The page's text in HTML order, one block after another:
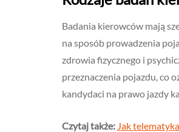
Badania kierowców mają
na sposób prowadzenia
zdrowia fizycznego i
przeznaczenia pojazdu, co
kandydaci na prawo jazdy
Czytaj także: Jak